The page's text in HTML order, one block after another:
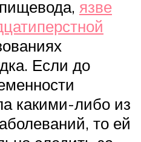
язве
Если до
какими-либо из
то ей